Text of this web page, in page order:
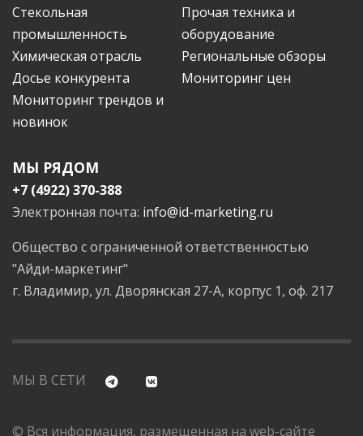
Стекольная
промышленность
Прочая техника и
оборудование
Химическая отрасль
Региональные обзоры
Досье конкурента
Мониторинг цен
Мониторинг трендов и
новинок
МЫ РЯДОМ
+7 (4922) 370-388
Электронная почта: info@id-marketing.ru
Общество с ограниченной ответственностью
"Айди-маркетинг"
г. Владимир, ул. Дворянская 27-А, корпус 1, оф. 217
МЫ В СЕТИ
© Вся информация, размещенная на web-сайте